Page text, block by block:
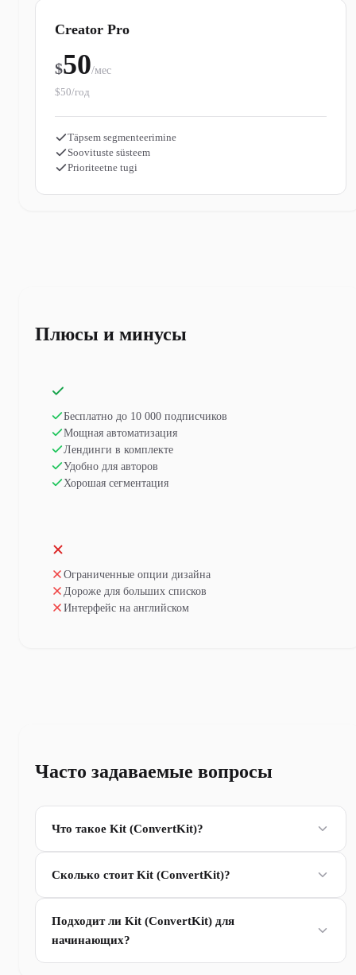
Creator Pro
$50/мес
$50/год
Täpsem segmenteerimine
Soovituste süsteem
Prioriteetne tugi
Плюсы и минусы
Бесплатно до 10 000 подписчиков
Мощная автоматизация
Лендинги в комплекте
Удобно для авторов
Хорошая сегментация
Ограниченные опции дизайна
Дороже для больших списков
Интерфейс на английском
Часто задаваемые вопросы
Что такое Kit (ConvertKit)?
Сколько стоит Kit (ConvertKit)?
Подходит ли Kit (ConvertKit) для
начинающих?